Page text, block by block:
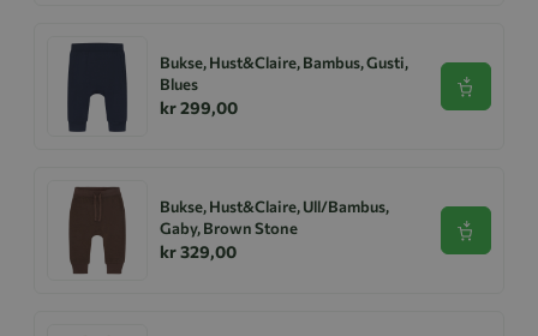
Bukse, Hust&Claire, Bambus, Gusti,
Blues
kr 299,00
Se
Bukse, Hust&Claire, Ull/Bambus,
Gaby, Brown Stone
kr 329,00
Se